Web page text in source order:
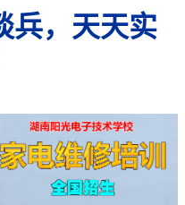
兵，天天实